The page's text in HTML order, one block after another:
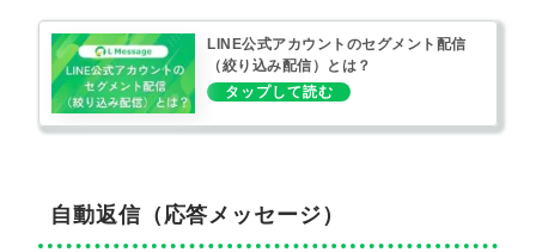
LINE公式アカウントのセグメント配信
（絞り込み配信）とは？
自動返信（応答メッセージ）